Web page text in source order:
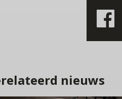
nieuws